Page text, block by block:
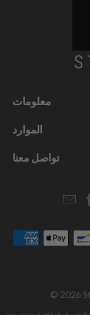
معلومات
الموارد
تواصل معنا
© 2026